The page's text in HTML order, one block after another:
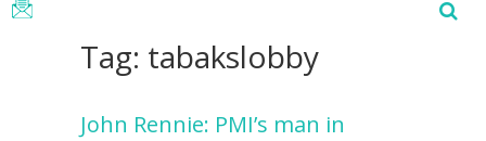
Tag: tabakslobby
John Rennie: PMI’s man in